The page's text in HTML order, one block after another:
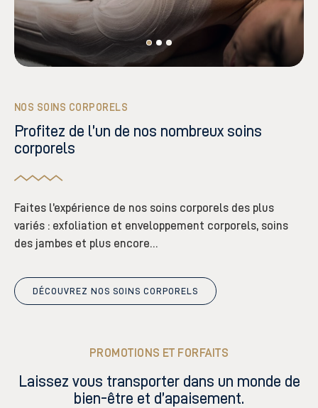
NOS SOINS CORPORELS
Profitez de l’un de nos nombreux soins
corporels
Faites l’expérience de nos soins corporels des plus
variés : exfoliation et enveloppement corporels, soins
des jambes et plus encore…
DÉCOUVREZ NOS SOINS CORPORELS
PROMOTIONS ET FORFAITS
Laissez vous transporter dans un monde de
bien-être et d’apaisement.